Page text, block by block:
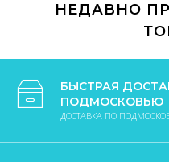
НЕДАВНО
БЫСТРАЯ
ПОДМОСКОВЬЮ
ДОСТАВКА ПО